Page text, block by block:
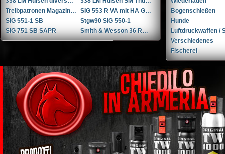
Treibpatronen Magazin STGW 57
SIG 553 R VA mit HA Griffstück
SIG 551-1 SB
Stgw90 SIG 550-1
SIG 751 SB SAPR
Smith & Wesson 36 RB .38 Spl.
Bogenschießen
Hunde
Luftdruckwaffen /
Verschiedenes
Fischerei